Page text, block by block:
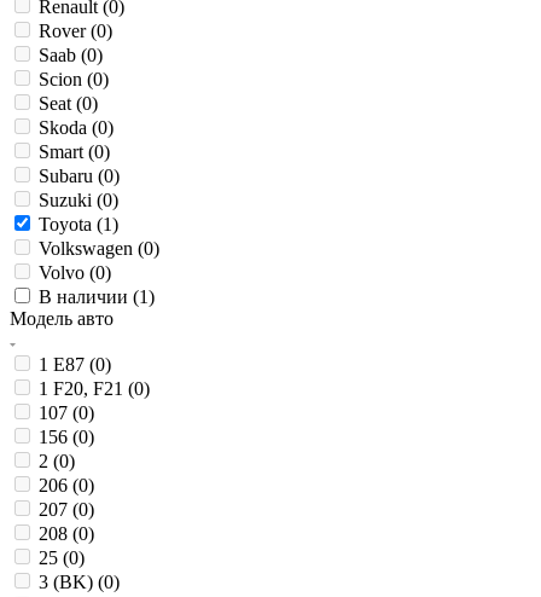
Renault (0)
Rover (0)
Saab (0)
Scion (0)
Seat (0)
Skoda (0)
Smart (0)
Subaru (0)
Suzuki (0)
Toyota (1)
Volkswagen (0)
Volvo (0)
В наличии (1)
Модель авто
1 E87 (0)
1 F20, F21 (0)
107 (0)
156 (0)
2 (0)
206 (0)
207 (0)
208 (0)
25 (0)
3 (BK) (0)